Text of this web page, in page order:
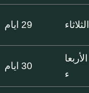
الثلاثاء 29 ايام
الأربعا
ء
30 ايام